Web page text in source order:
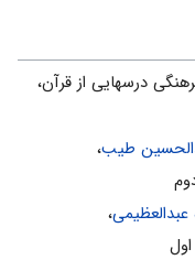
درسهايى از قرآن،
طیب،
،